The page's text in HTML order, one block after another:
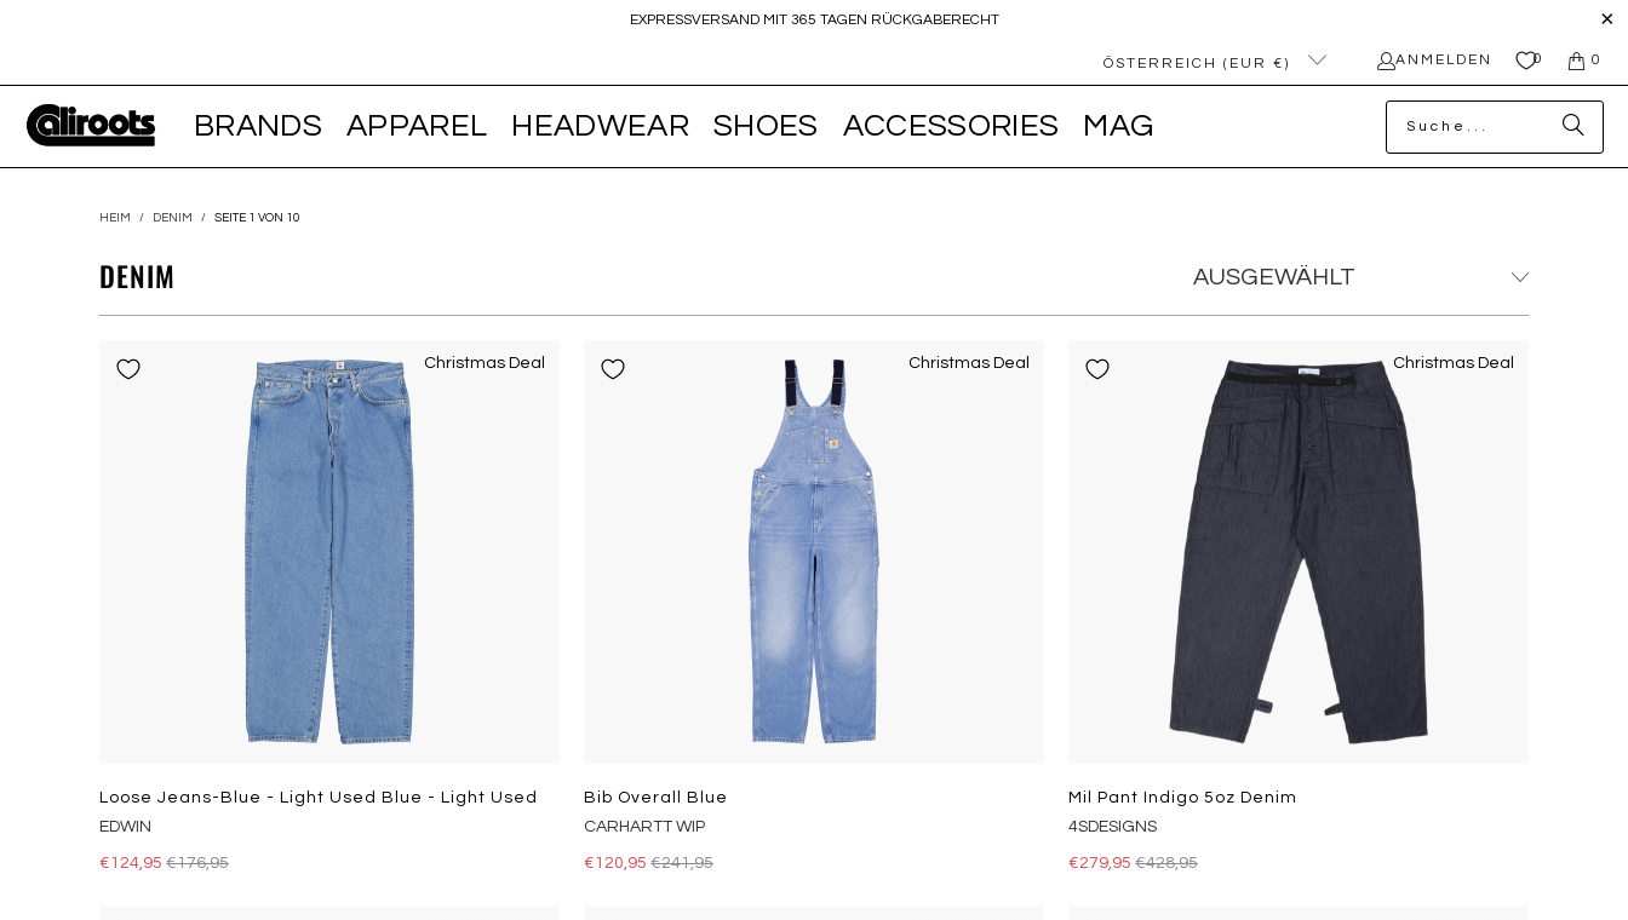
EXPRESSVERSAND MIT 365 TAGEN RÜCKGABERECHT
ÖSTERREICH (EUR €) ANMELDEN 0 0
BRANDS APPAREL HEADWEAR SHOES ACCESSORIES MAG
HEIM / DENIM / SEITE 1 VON 10
DENIM
Christmas Deal
Loose Jeans-Blue - Light Used Blue - Light Used
EDWIN
€124,95 €176,95
Christmas Deal
Bib Overall Blue
CARHARTT WIP
€120,95 €241,95
Christmas Deal
Mil Pant Indigo 5oz Denim
4SDESIGNS
€279,95 €428,95